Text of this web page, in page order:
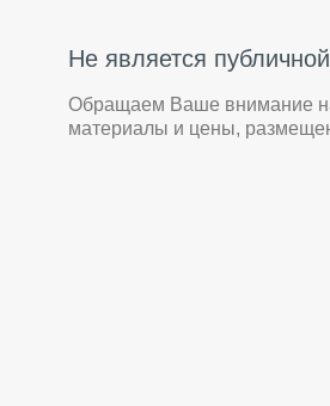
Не является
Обращаем Ваше внимание на
материалы и цены,